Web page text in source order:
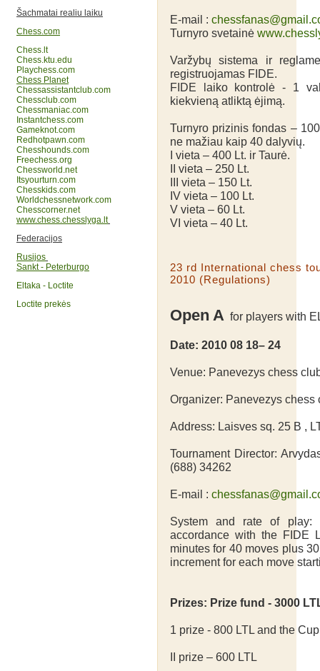
Šachmatai realiu laiku
Chess.com
Chess.lt
Chess.ktu.edu
Playchess.com
Chess Planet
Chessassistantclub.com
Chessclub.com
Chessmaniac.com
Instantchess.com
Gameknot.com
Redhotpawn.com
Chesshounds.com
Freechess.org
Chessworld.net
Itsyourturn.com
Chesskids.com
Worldchessnetwork.com
Chesscorner.net
www.chess.chesslyga.lt
Federacijos
Rusijos
Sankt - Peterburgo
Eltaka - Loctite
Loctite prekės
E-mail :
Turnyro svetainė
Varžybų sistema ir
registruojamas FIDE.
FIDE laiko kontrolė - 1
kiekvieną atliktą ėjimą.
Turnyro prizinis fondas –
ne mažiau kaip 40 dalyvių.
I vieta – 400 Lt. ir Taurė.
II vieta – 250 Lt.
III vieta – 150 Lt.
IV vieta – 100 Lt.
V vieta – 60 Lt.
VI vieta – 40 Lt.
23 rd International chess
2010 (Regulations)
Open A for players with
Date: 2010 08 18– 24
Venue: Panevezys chess
Organizer: Panevezys chess
Address: Laisves sq. 25 B ,
Tournament Director:
(688) 34262
E-mail :
System and rate of
accordance with the FIDE
minutes for 40 moves plus
increment for each move
Prizes: Prize fund - 3000
1 prize - 800 LTL and the Cup
II prize – 600 LTL